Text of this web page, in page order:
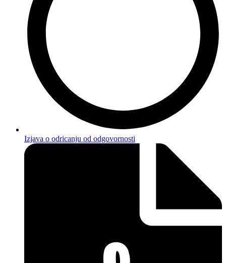
Izjava o odricanju od odgovornosti